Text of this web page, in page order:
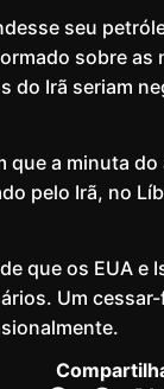
seu
sobre as
do Irã seriam
a minuta
pelo Irã, no
que os EUA e
Um